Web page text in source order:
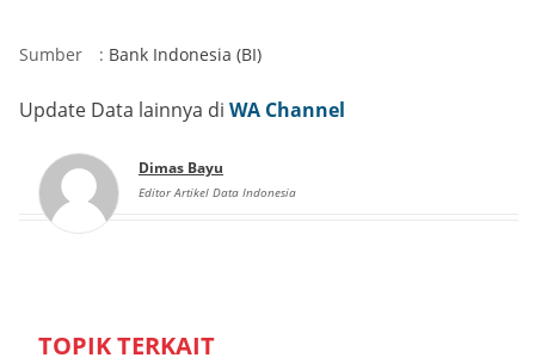
Sumber : Bank Indonesia (BI)
Update Data lainnya di WA Channel
Dimas Bayu
Editor Artikel Data Indonesia
TOPIK TERKAIT